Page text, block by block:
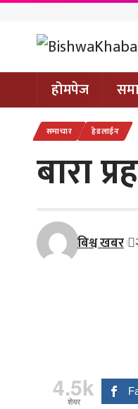
होमपेज
समाचार हेडलाईन
बारा
बिश्व खबर
4.5k
शेयर